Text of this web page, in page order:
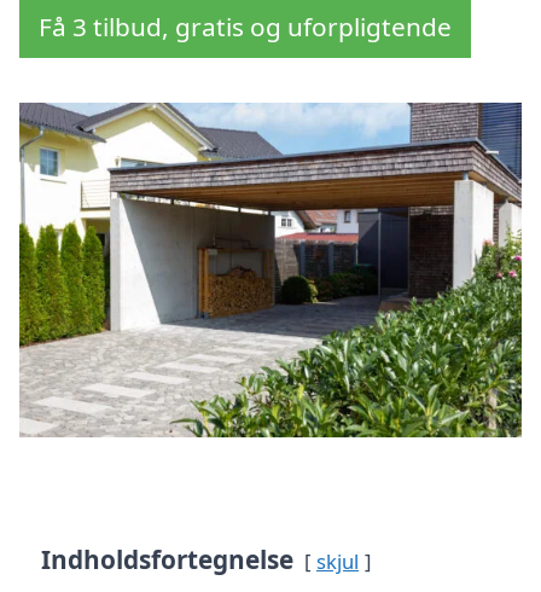
Få 3 tilbud, gratis og uforpligtende
Indholdsfortegnelse skjul